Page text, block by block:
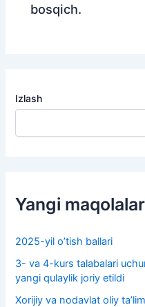
bosqich.
Izlash
Yangi maqolalar
2025-yil o’tish ballari
3- va 4-kurs talabalari
yangi qulaylik joriy etildi
Xorijiy va nodavlat oliy